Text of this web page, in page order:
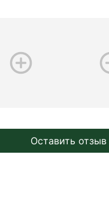
Оставить отзыв